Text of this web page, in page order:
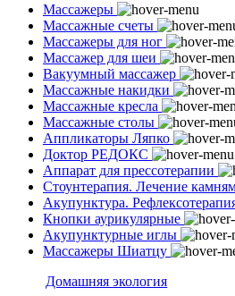
Массажеры
Массажные счеты
Массажеры для ног
Массажер для шеи
Вакуумный массажер
Массажные накидки
Массажные кресла
Массажные столы
Аппликаторы Ляпко
Доктор РЕДОКС
Аппарат для прессотерапии
Стоунтерапия. Лечение
Акупунктура.
Кнопки аурикулярные
Акупунктурные иглы
Массажеры Шиатцу
Домашняя экология